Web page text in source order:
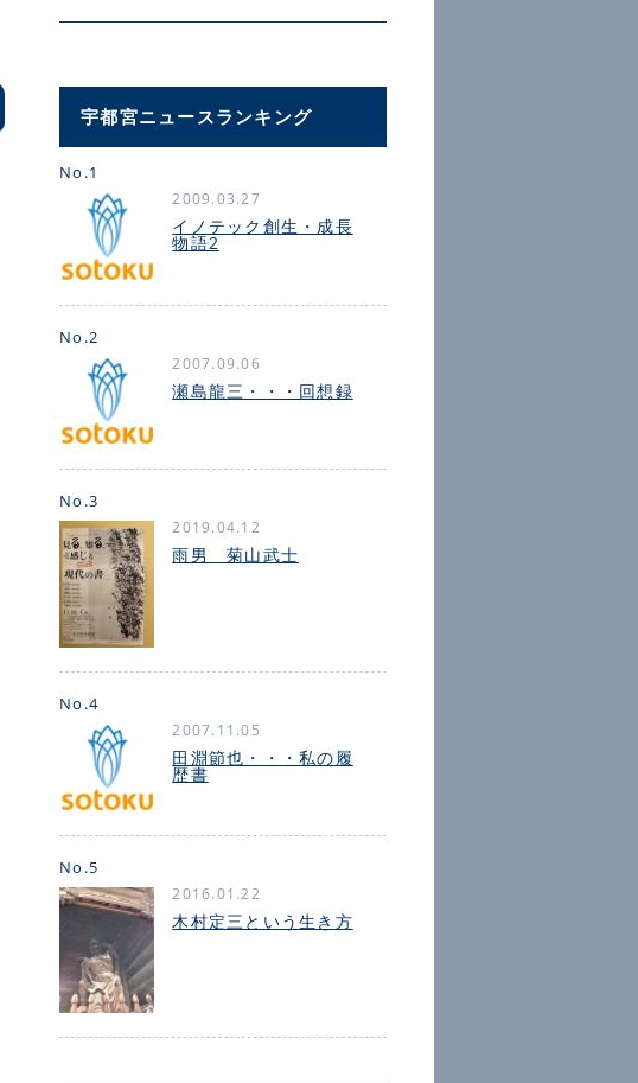
宇都宮ニュースランキング
No.1
2009.03.27
イノテック創生・成長
物語2
No.2
2007.09.06
瀬島龍三・・・回想録
No.3
2019.04.12
雨男 菊山武士
No.4
2007.11.05
田淵節也・・・私の履
歴書
No.5
2016.01.22
木村定三という生き方